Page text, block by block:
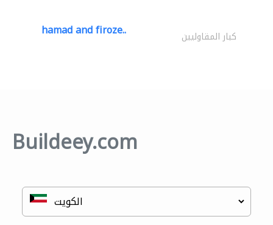
hamad and firoze.. كبار المقاوليين
Buildeey.com